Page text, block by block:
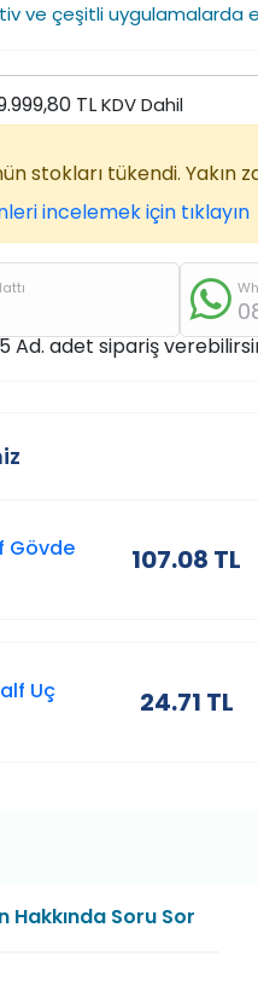
ve çeşitli uygulamalarda
TLKDV Dahil
stokları tükendi.
incelemek için tıklayın
Ad. adet sipariş
Gövde
107.08 TL
Uç
24.71 TL
Hakkında Soru Sor